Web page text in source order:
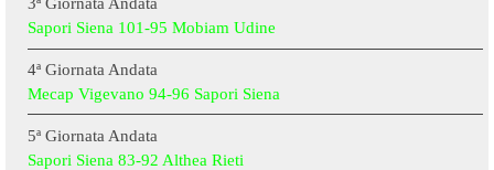
3ª Giornata Andata
Sapori Siena 101-95 Mobiam Udine
4ª Giornata Andata
Mecap Vigevano 94-96 Sapori Siena
5ª Giornata Andata
Sapori Siena 83-92 Althea Rieti